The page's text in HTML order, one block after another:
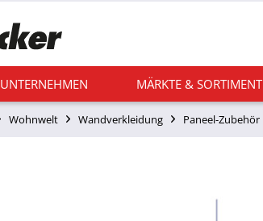
UNTERNEHMEN MÄRKTE & SORTIMENT
Wohnwelt Wandverkleidung Paneel-Zubehör